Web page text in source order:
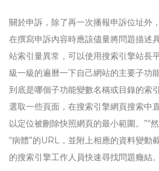
關於申訴，除了再一次播報申訴位址外
在撰寫申訴內容時應該儘量將問題描述
站索引量異常，可以使用搜索引擎站長
級一級的遍曆一下自己網站的主要子功
到底是哪個子功能變數名稱或目錄的索
選取一些頁面，在搜索引擎網頁搜索中
以定位被刪除快照網頁的最小範圍。”“
“病體”的URL，並附上相應的資料變動
的搜索引擎工作人員快速尋找問題癥結。